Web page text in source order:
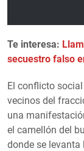
Te interesa:
secuestro falso
El conflicto
vecinos del
una
el camellón del
donde se